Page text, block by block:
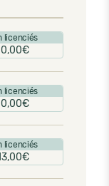
licenciés
licenciés
licenciés